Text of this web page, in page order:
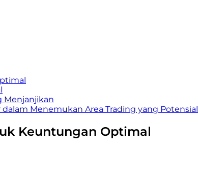
Menjanjikan
Menemukan Area Trading yang Potensial
Keuntungan Optimal